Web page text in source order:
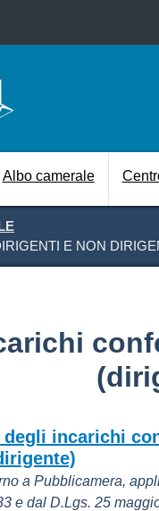
Albo camerale
E NON
degli incarichi
a Pubblicamera,
e dal D.Lgs. 25